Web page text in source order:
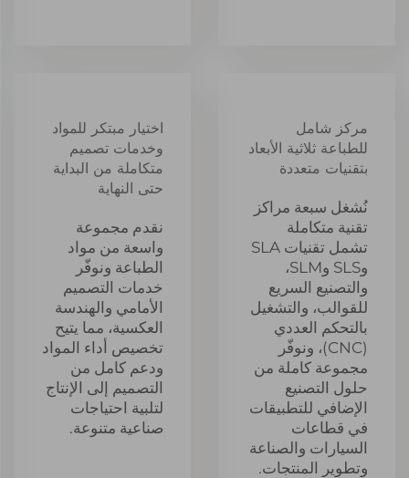
مركز شامل
للطباعة ثلاثية الأبعاد
بتقنيات متعددة
نُشغل سبعة مراكز
تقنية متكاملة
تشمل تقنيات SLA
وSLS وSLM،
والتصنيع السريع
للقوالب، والتشغيل
بالتحكم العددي
(CNC)، ونوفّر
مجموعة كاملة من
حلول التصنيع
الإضافي للتطبيقات
في قطاعات
السيارات والصناعة
وتطوير المنتجات.
اختيار مبتكر للمواد
وخدمات تصميم
متكاملة من البداية
حتى النهاية
نقدم مجموعة
واسعة من مواد
الطباعة ونوفّر
خدمات التصميم
الأمامي والهندسة
العكسية، مما يتيح
تخصيص أداء المواد
ودعم كامل من
التصميم إلى الإنتاج
لتلبية احتياجات
صناعية متنوعة.